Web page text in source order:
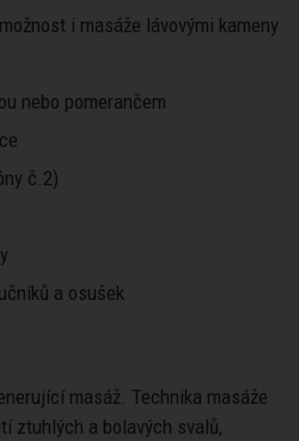
i masáže lávovými kameny
nebo pomerančem
č.2)
a osušek
masáž. Technika masáže
ztuhlých a bolavých svalů,